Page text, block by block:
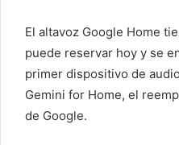
l
El altavoz Google Home
puede reservar hoy y se
primer dispositivo de
Gemini for Home, el
de Google.